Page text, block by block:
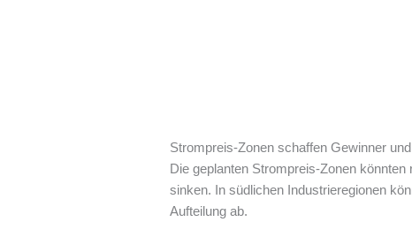
Strompreis-Zonen schaffen Gewinner
Die geplanten Strompreis-Zonen
sinken. In südlichen Industrieregionen
Aufteilung ab.